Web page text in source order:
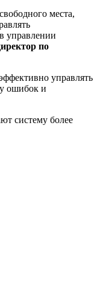
места,
управлении
по
управлять
ошибок и
систему более